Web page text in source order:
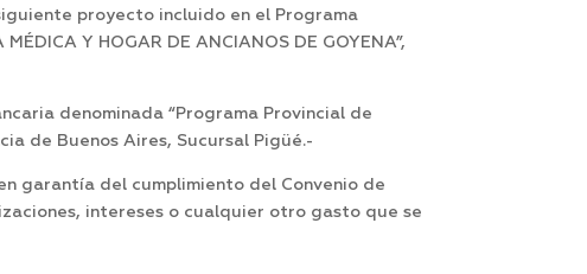
proyecto incluido en el Programa
Y HOGAR DE ANCIANOS DE GOYENA”,
denominada “Programa Provincial de
de Buenos Aires, Sucursal Pigüé.-
garantía del cumplimiento del Convenio de
intereses o cualquier otro gasto que se